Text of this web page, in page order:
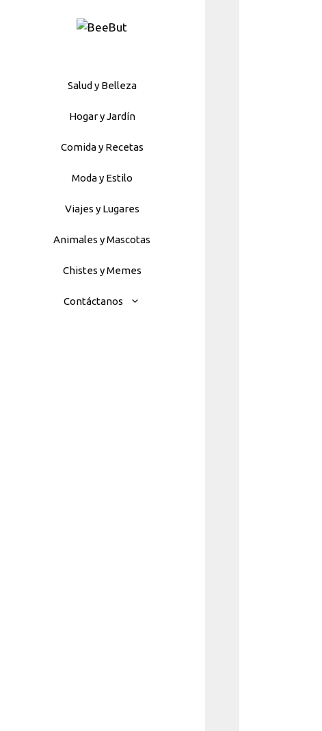
Salud y Belleza
Hogar y Jardín
Comida y Recetas
Moda y Estilo
Viajes y Lugares
Animales y Mascotas
Chistes y Memes
Contáctanos